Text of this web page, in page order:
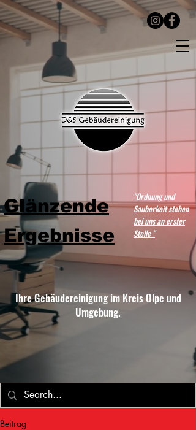
Glänzende
Ergebnisse
"Ordnung und
Sauberkeit stehen
bei uns an erster
Stelle "
Ihre Gebäudereinigung im Kreis Olpe und
Umgebung.
Beitrag